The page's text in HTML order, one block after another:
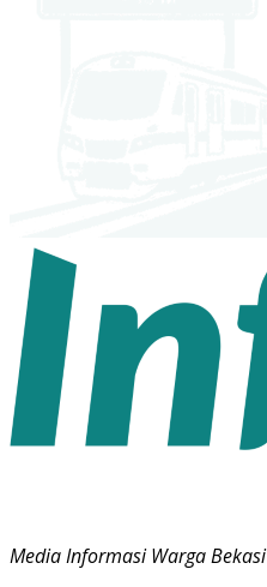
Media Informasi Warga Bekasi